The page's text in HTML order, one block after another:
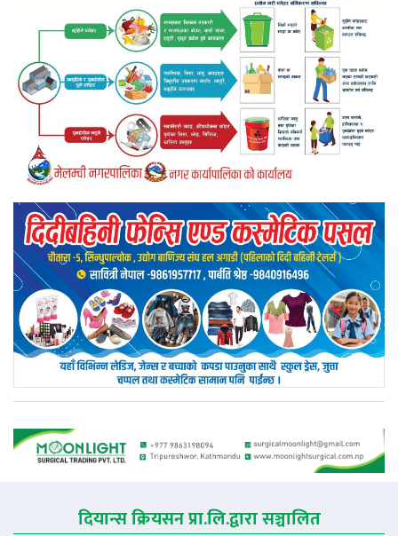
दियान्स क्रियसन प्रा.लि.द्वारा सञ्चालित